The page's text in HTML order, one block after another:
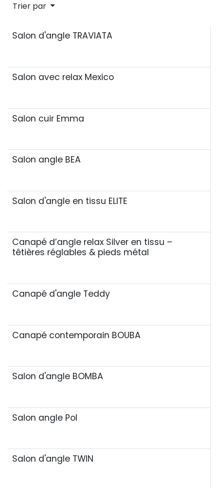
Trier par
Best seller
Salon d'angle TRAVIATA
Salon avec relax Mexico
Salon cuir Emma
Salon angle BEA
Salon d'angle en tissu ELITE
Canapé d’angle relax Silver en tissu –
têtières réglables & pieds métal
Best seller
Canapé d'angle Teddy
Canapé contemporain BOUBA
Best seller
Salon d'angle BOMBA
SOLDES
Salon angle Pol
SOLDES
Salon d'angle TWIN